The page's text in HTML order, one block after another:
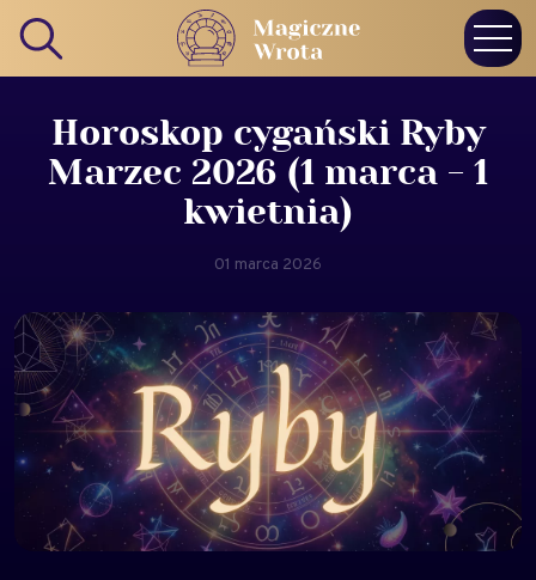
Horoskop cygański Ryby
Marzec 2026 (1 marca - 1
kwietnia)
01 marca 2026